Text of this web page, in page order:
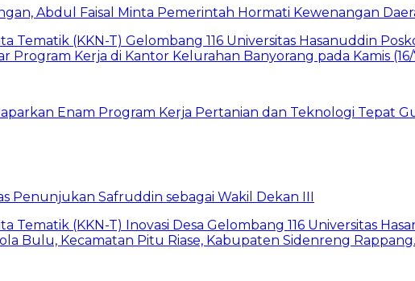
Abdul Faisal Minta Pemerintah Hormati Kewenangan
Enam Program Kerja Pertanian dan Teknologi Tepat
Penunjukan Safruddin sebagai Wakil Dekan III